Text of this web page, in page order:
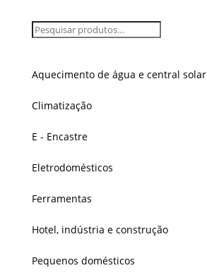
Aquecimento de água e central solar
Climatização
E - Encastre
Eletrodomésticos
Ferramentas
Hotel, indústria e construção
Pequenos domésticos